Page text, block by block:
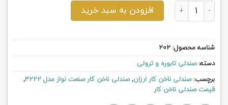
صندلی ناخن کار صنعت نواز مدل 3222 عددافزودن به سبد خرید
شناسه محصول: 202
دسته:صندلی تابوره و ترولی
برچسب:صندلی ناخن کار ارزان,صندلی ناخن کار صنعت نواز مدل 3222
,
قیمت صندلی ناخن کار